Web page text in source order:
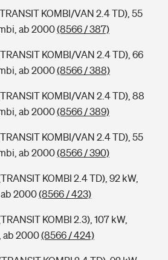
KOMBI/VAN 2.4 TD), 55
ab 2000(8566 / 387)
KOMBI/VAN 2.4 TD), 66
ab 2000(8566 / 388)
KOMBI/VAN 2.4 TD), 88
ab 2000(8566 / 389)
KOMBI/VAN 2.4 TD), 55
ab 2000(8566 / 390)
KOMBI 2.4 TD), 92 kW,
2000(8566 / 423)
KOMBI 2.3), 107 kW,
ab 2000(8566 / 424)